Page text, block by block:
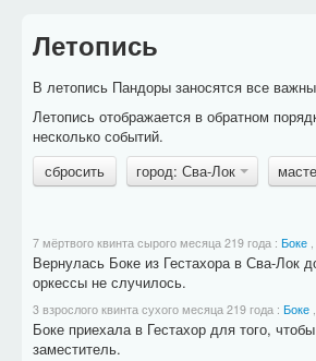
Летопись
В летопись Пандоры заносятся все
Летопись отображается в обратном
несколько событий.
сбросить
город: Сва-Лок
7 мёртвого квинта сырого месяца 219 года : Боке,
Вернулась Боке из Гестахора в Сва-Лок
оркессы не случилось.
3 взрослого квинта сухого месяца 219 года : Боке,
Боке приехала в Гестахор для того,
заместитель.